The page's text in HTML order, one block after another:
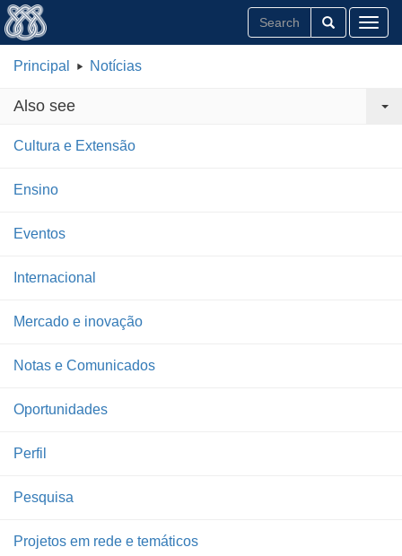
Principal Notícias
Also see
Cultura e Extensão
Ensino
Eventos
Internacional
Mercado e inovação
Notas e Comunicados
Oportunidades
Perfil
Pesquisa
Projetos em rede e temáticos